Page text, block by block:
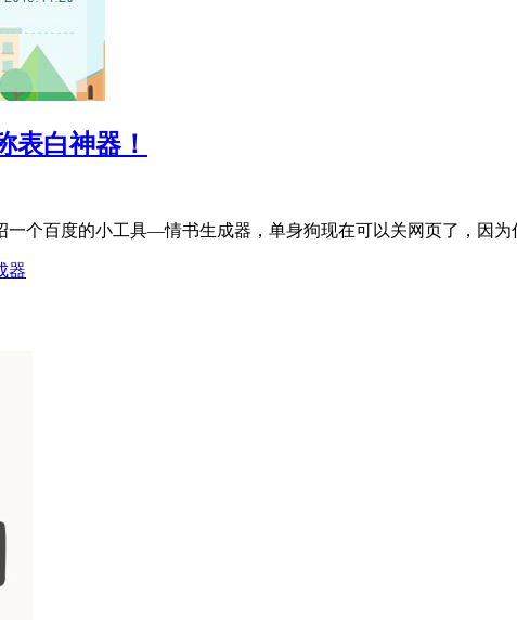
白神器！
个百度的小工具—情书生成器，单身狗现在可以关网页了，因为
器